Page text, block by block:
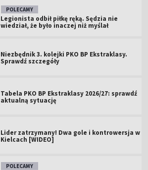
POLECAMY
Legionista odbił piłkę ręką. Sędzia nie
wiedział, że było inaczej niż myślał
Niezbędnik 3. kolejki PKO BP Ekstraklasy.
Sprawdź szczegóły
Tabela PKO BP Ekstraklasy 2026/27: sprawdź
aktualną sytuację
Lider zatrzymany! Dwa gole i kontrowersja w
Kielcach [WIDEO]
POLECAMY